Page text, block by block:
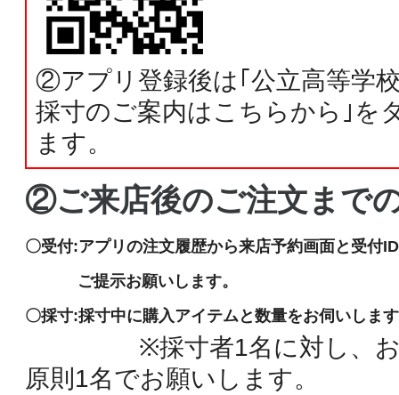
②アプリ登録後は｢公立高等学
採寸のご案内はこちらから｣を
ます。
②ご来店後のご注文まで
〇受付:アプリの注文履歴から来店予約画面と受付
ご提示お願いします。
〇採寸:採寸中に購入アイテムと数量をお伺いしま
※採寸者1名に対し、お付
原則1名でお願いします。